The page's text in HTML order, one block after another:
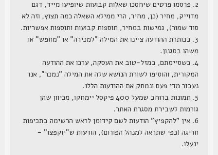
2. פרסמו פרטים שיחסכו שאלות קבועות שיופיעו מייד, דגם
מדוייק, מחיר (כן, מחיר, הרי ממילא השאלה כמה תצוץ, וזה לא
סוד שמור), גמישות במחיר, תוספות קבועות ותוספות אפשריות.
3. בכותרת ההודעה ציינו את המילה "למכירה" או "מחפש" או
משהו בסגנון.
4. כשסיימתם, במזל-טוב את העסקה, ערכו את ההודעה
המקורית, והוסיפו לשורת הנושא שלה את המילה "נמכר", אנו
נעבור מדי פעם ונמחק את ההודעות הללו.
5. תמונות ברוחב שמעל 400 פיקסל יימחקו, מכיוון שהן
גורמות לשבירת מסגרת האתר.
6. אין "להקפיץ" הודעות לשם קידומן לראש הרשימה בתכיפות
חריגה (כפי שתראה למנהל הפורום), הודעות ש"יוקפצו" -
ינעלו.